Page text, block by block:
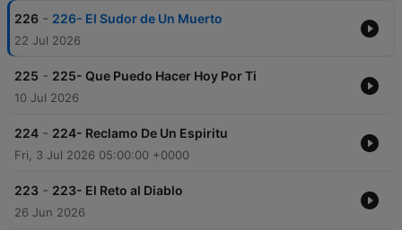
226 - 226- El Sudor de Un Muerto
22 Jul 2026
225 - 225- Que Puedo Hacer Hoy Por Ti
10 Jul 2026
224 - 224- Reclamo De Un Espiritu
Fri, 3 Jul 2026 05:00:00 +0000
223 - 223- El Reto al Diablo
26 Jun 2026